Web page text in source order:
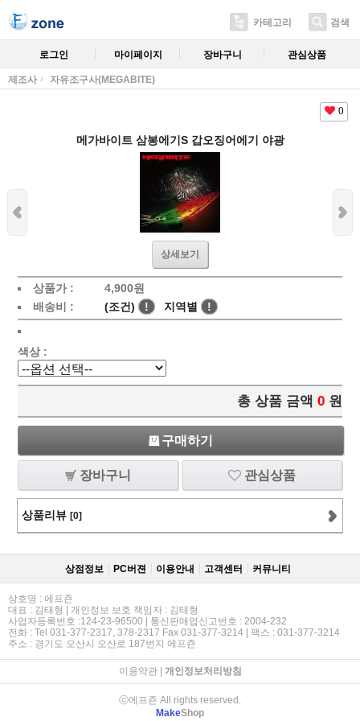
카테고리 검색
로그인 마이페이지 장바구니 관심상품
제조사 자유조구사(MEGABITE)
0
메가바이트 삼봉에기S 갑오징어에기 야광
상세보기
상품가 : 4,900원
배송비 :
(조건) ! 지역별 !
색상 :
총 상품 금액 0 원
구매하기
장바구니 관심상품
상품리뷰 [0]
상점정보 PC버젼 이용안내 고객센터 커뮤니티
상호명 : 에프죤
대표 : 김태형 | 개인정보 보호 책임자 : 김태형
사업자등록번호 :124-23-96500 | 통신판매업신고번호 : 2004-232
전화 : Tel 031-377-2317, 378-2317 Fax 031-377-3214 | 팩스 : 031-377-3214
주소 : 경기도 오산시 오산로 187번지 에프죤
이용약관| 개인정보처리방침
ⓒ에프죤 All rights reserved.
MakeShop